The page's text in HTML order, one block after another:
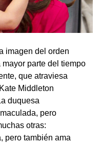
imagen del orden
parte del tiempo
que atraviesa
Middleton
duquesa
pero
otras:
pero también ama